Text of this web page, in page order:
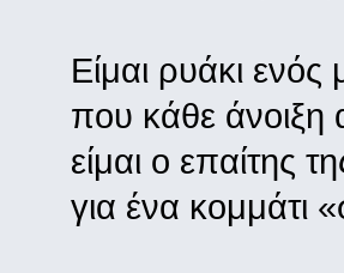
Είμαι ρυάκι
που κάθε άνοιξη
είμαι ο επαίτης
για ένα κομμάτι